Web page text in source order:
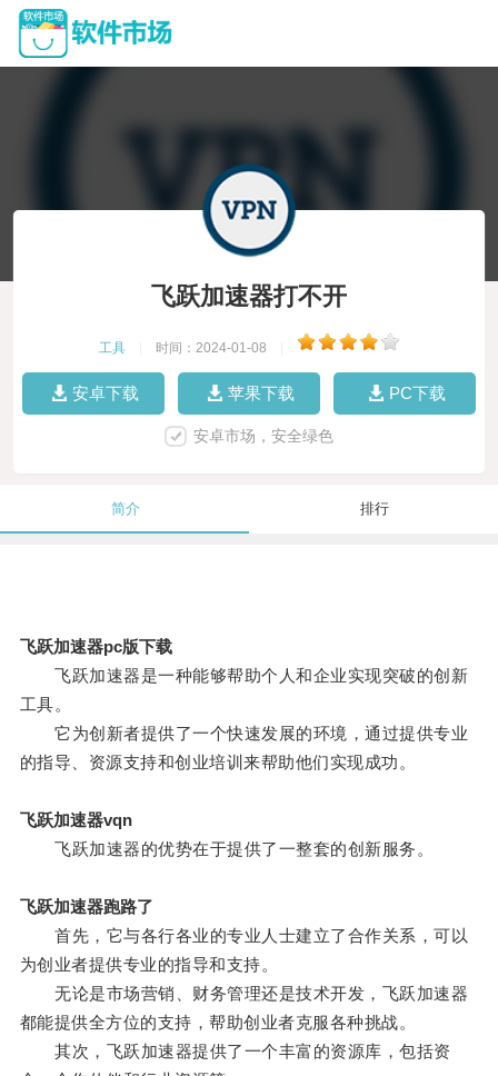
飞跃加速器打不开
工具 时间：2024-01-08
安卓下载 苹果下载 PC下载
安卓市场，安全绿色
简介 排行
飞跃加速器pc版下载
飞跃加速器是一种能够帮助个人和企业实现突破的创新
工具。
它为创新者提供了一个快速发展的环境，通过提供专业
的指导、资源支持和创业培训来帮助他们实现成功。
飞跃加速器vqn
飞跃加速器的优势在于提供了一整套的创新服务。
飞跃加速器跑路了
首先，它与各行各业的专业人士建立了合作关系，可以
为创业者提供专业的指导和支持。
无论是市场营销、财务管理还是技术开发，飞跃加速器
都能提供全方位的支持，帮助创业者克服各种挑战。
其次，飞跃加速器提供了一个丰富的资源库，包括资